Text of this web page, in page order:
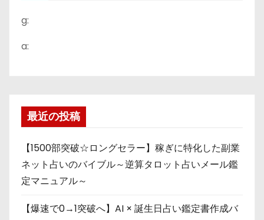
g:
a:
最近の投稿
【1500部突破☆ロングセラー】稼ぎに特化した副業
ネット占いのバイブル～逆算タロット占いメール鑑
定マニュアル～
【爆速で0→1突破へ】AI × 誕生日占い鑑定書作成バ